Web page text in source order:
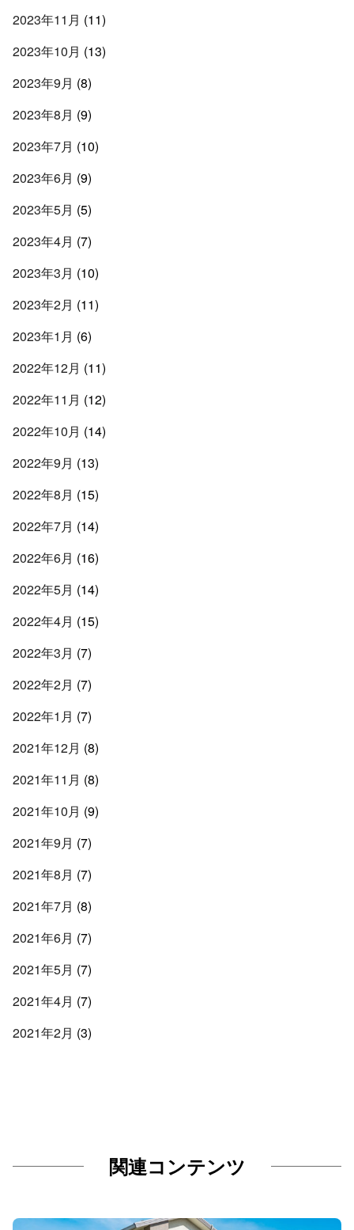
2023年11月 (11)
2023年10月 (13)
2023年9月 (8)
2023年8月 (9)
2023年7月 (10)
2023年6月 (9)
2023年5月 (5)
2023年4月 (7)
2023年3月 (10)
2023年2月 (11)
2023年1月 (6)
2022年12月 (11)
2022年11月 (12)
2022年10月 (14)
2022年9月 (13)
2022年8月 (15)
2022年7月 (14)
2022年6月 (16)
2022年5月 (14)
2022年4月 (15)
2022年3月 (7)
2022年2月 (7)
2022年1月 (7)
2021年12月 (8)
2021年11月 (8)
2021年10月 (9)
2021年9月 (7)
2021年8月 (7)
2021年7月 (8)
2021年6月 (7)
2021年5月 (7)
2021年4月 (7)
2021年2月 (3)
関連コンテンツ